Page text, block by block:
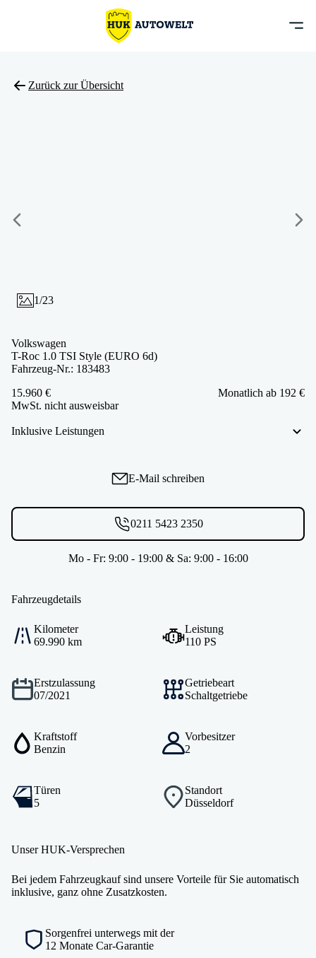
Zurück zur Übersicht
1/23
Volkswagen
T-Roc 1.0 TSI Style (EURO 6d)
Fahrzeug-Nr.: 183483
15.960 €
MwSt. nicht ausweisbar
Monatlich ab 192 €
Inklusive Leistungen
E-Mail schreiben
0211 5423 2350
Mo - Fr: 9:00 - 19:00 & Sa: 9:00 - 16:00
Fahrzeugdetails
Kilometer
69.990 km
Leistung
110 PS
Erstzulassung
07/2021
Getriebeart
Schaltgetriebe
Kraftstoff
Benzin
Vorbesitzer
2
Türen
5
Standort
Düsseldorf
Unser HUK-Versprechen
Bei jedem Fahrzeugkauf sind unsere Vorteile für Sie automatisch
inklusive, ganz ohne Zusatzkosten.
Sorgenfrei unterwegs mit der
12 Monate Car-Garantie